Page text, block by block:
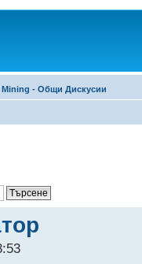
Mining - Общи Дискусии